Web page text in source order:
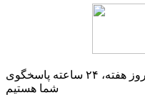
تلفن پشتیبانی | 09120511400 | ۷ روز هفته، ۲۴ ساعته پاسخگوی
شما هستیم